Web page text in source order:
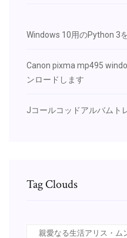
Windows 10用のPython 3
Canon pixma mp495
ンロードします
Jコールコッドアルバムト
Tag Clouds
親愛なる生活アリス・ム